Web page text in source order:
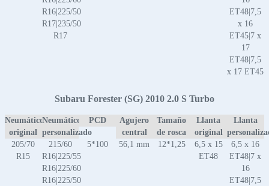
R16|225/50
R17|235/50
R17
ET48|7,5
x 16
ET45|7 x
17
ET48|7,5
x 17 ET45
Subaru Forester (SG) 2010 2.0 S Turbo
Neumático
original
Neumático
personalizado
PCD
Agujero
central
Tamaño
de rosca
Llanta
original
Llanta
205/70
R15
215/60
R16|225/55
R16|225/60
R16|225/50
5*100 56,1 mm 12*1,25
6,5 x 15
ET48
6,5 x 16
ET48|7 x
16
ET48|7,5